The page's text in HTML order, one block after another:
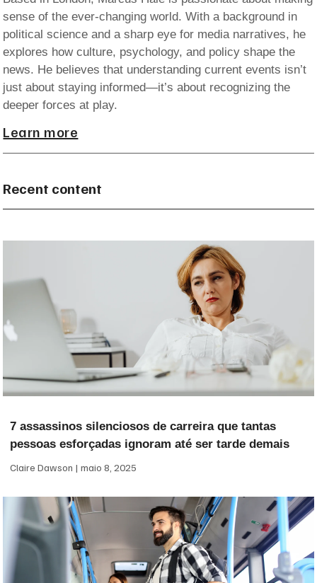
sense of the ever-changing world. With a background in
political science and a sharp eye for media narratives, he
explores how culture, psychology, and policy shape the
news. He believes that understanding current events isn’t
just about staying informed—it’s about recognizing the
deeper forces at play.
Learn more
Recent content
7 assassinos silenciosos de carreira que tantas
pessoas esforçadas ignoram até ser tarde demais
Claire Dawson maio 8, 2025